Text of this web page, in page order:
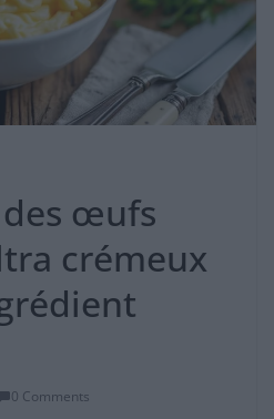
des œufs
crémeux
0 Comments